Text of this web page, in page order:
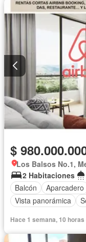
$
Los Balsos No.1,
2 Habitaciones
Balcón
Aparcadero
Vista panorámica
Hace 1 semana, 10